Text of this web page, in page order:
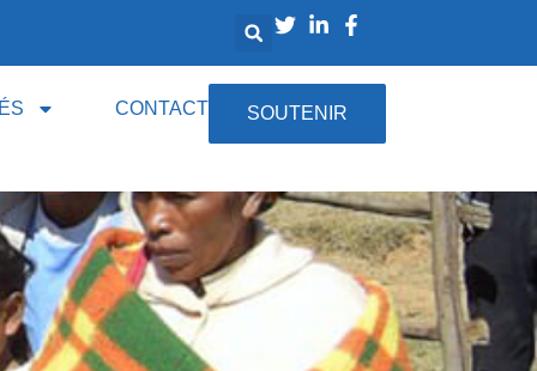
CONTACT SOUTENIR